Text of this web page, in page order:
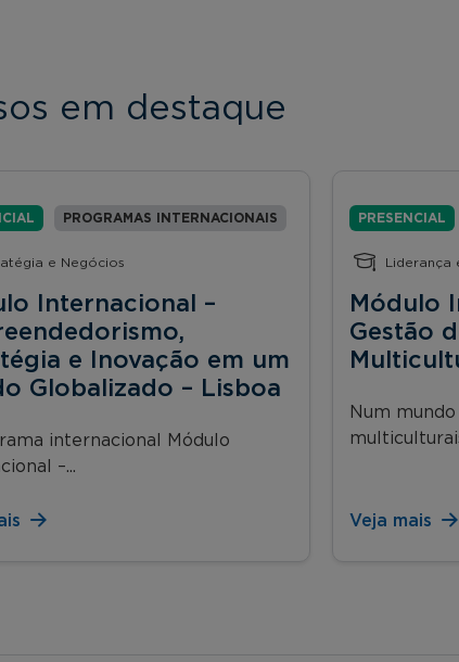
em destaque
PROGRAMAS INTERNACIONAIS
e Negócios
Internacional –
e Inovação em um
Globalizado – Lisboa
internacional Módulo
–...
PRESENCIAL
Liderança
Módulo
Gestão
Num
Veja mais